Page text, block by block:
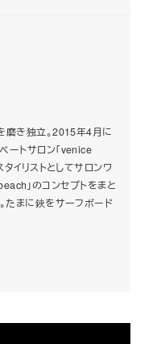
磨き独立。2015年4月に
ートサロン「venice
イリストとしてサロンワ
」のコンセプトをまと
たまに鋏をサーフボード